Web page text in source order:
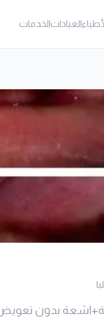
العياداتالخدمات
بدون